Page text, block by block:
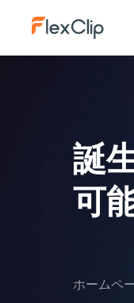
誕
可
ホームペ